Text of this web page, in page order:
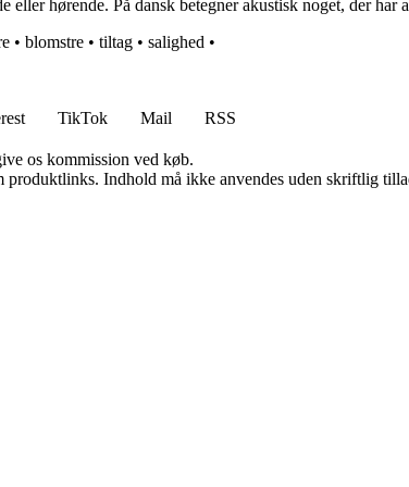
eller hørende. På dansk betegner akustisk noget, der
• blomstre • tiltag • salighed •
TikTok Mail
RSS
os kommission ved køb.
Indhold må ikke anvendes uden skriftlig